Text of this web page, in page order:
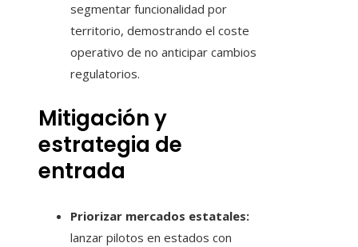
segmentar funcionalidad por
territorio, demostrando el coste
operativo de no anticipar cambios
regulatorios.
Mitigación y
estrategia de
entrada
Priorizar mercados estatales:
lanzar pilotos en estados con